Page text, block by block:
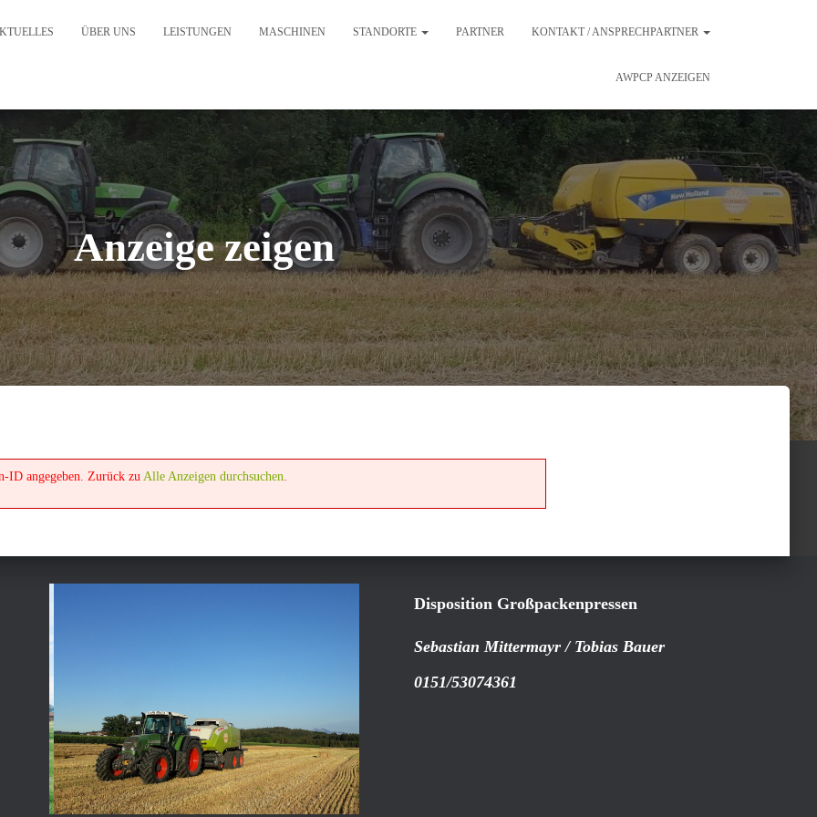
ÜBER UNS LEISTUNGEN MASCHINEN STANDORTE PARTNER KONTAKT / ANSPRECHPARTNER
AWPCP ANZEIGEN
Anzeige zeigen
ID angegeben. Zurück zu Alle Anzeigen durchsuchen.
Disposition Großpackenpressen
Sebastian Mittermayr / Tobias Bauer
0151/53074361